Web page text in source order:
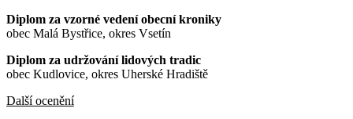
Diplom za vzorné vedení obecní kroniky
obec Malá Bystřice, okres Vsetín
Diplom za udržování lidových tradic
obec Kudlovice, okres Uherské Hradiště
Další ocenění